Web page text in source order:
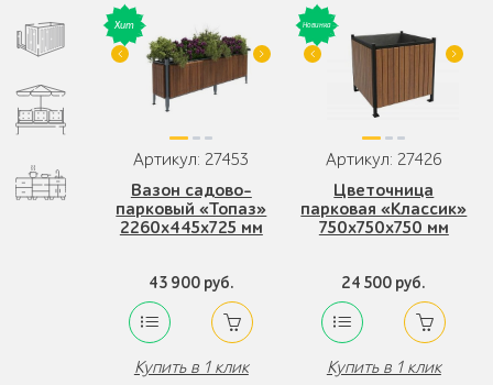
Артикул: 27453
Вазон садово-
парковый «Топаз»
2260х445х725 мм
43 900 руб.
Купить в 1 клик
Артикул: 27426
Цветочница
парковая «Классик»
750x750x750 мм
24 500 руб.
Купить в 1 клик